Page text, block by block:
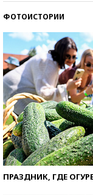
ФОТОИСТОРИИ
ПРАЗДНИК, ГДЕ